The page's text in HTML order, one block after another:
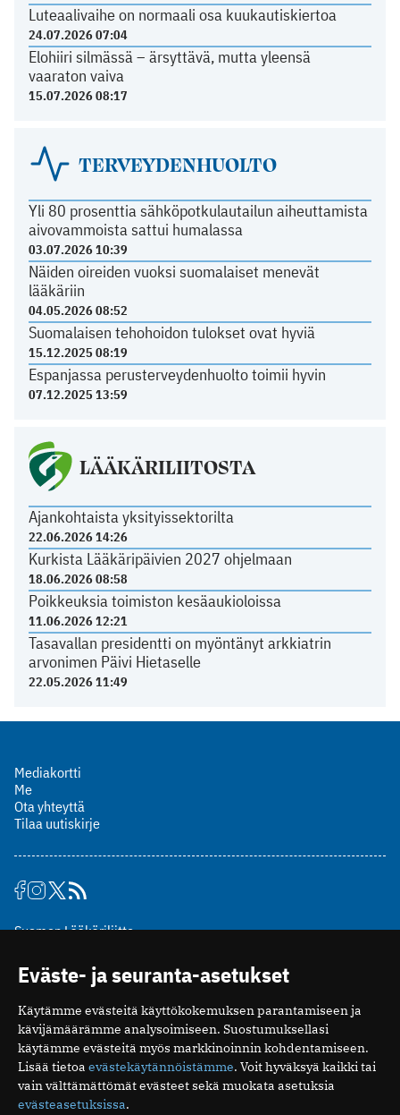
Luteaalivaihe on normaali osa kuukautiskiertoa
24.07.2026 07:04
Elohiiri silmässä – ärsyttävä, mutta yleensä
vaaraton vaiva
15.07.2026 08:17
TERVEYDENHUOLTO
Yli 80 prosenttia sähköpotkulautailun aiheuttamista
aivovammoista sattui humalassa
03.07.2026 10:39
Näiden oireiden vuoksi suomalaiset menevät
lääkäriin
04.05.2026 08:52
Suomalaisen tehohoidon tulokset ovat hyviä
15.12.2025 08:19
Espanjassa perusterveydenhuolto toimii hyvin
07.12.2025 13:59
LÄÄKÄRILIITOSTA
Ajankohtaista yksityissektorilta
22.06.2026 14:26
Kurkista Lääkäripäivien 2027 ohjelmaan
18.06.2026 08:58
Poikkeuksia toimiston kesäaukioloissa
11.06.2026 12:21
Tasavallan presidentti on myöntänyt arkkiatrin
arvonimen Päivi Hietaselle
22.05.2026 11:49
Mediakortti
Me
Ota yhteyttä
Tilaa uutiskirje
Suomen Lääkäriliitto
00510 Helsinki
puh. (09) 393 091
toimitus@potilaanlaakarilehti.fi
ISSN 2323-9476
Eväste- ja seuranta-asetukset
Käytämme evästeitä käyttökokemuksen parantamiseen ja
kävijämäärämme analysoimiseen. Suostumuksellasi
käytämme evästeitä myös markkinoinnin kohdentamiseen.
Lisää tietoa evästekäytännöistämme. Voit hyväksyä kaikki tai
vain välttämättömät evästeet sekä muokata asetuksia
evästeasetuksissa.